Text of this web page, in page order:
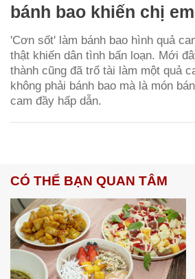
bánh bao khiến chị
'Cơn sốt' làm bánh bao hình quả
thật khiến dân tình bấn loạn. Mới
thành cũng đã trổ tài làm một quả
không phải bánh bao mà là món
cam đầy hấp dẫn.
CÓ THỂ BẠN QUAN TÂM